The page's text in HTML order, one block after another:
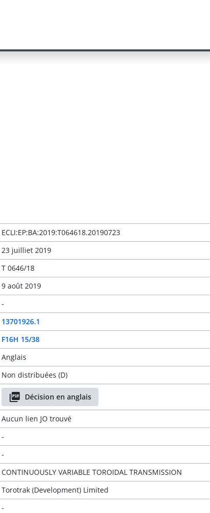
ECLI:EP:BA:2019:T064618.20190723
23 juilliet 2019
T 0646/18
9 août 2019
-
13701926.1
F16H 15/38
Anglais
Non distribuées (D)
Décision en anglais
Aucun lien JO trouvé
-
-
CONTINUOUSLY VARIABLE TOROIDAL TRANSMISSION
Torotrak (Development) Limited
-